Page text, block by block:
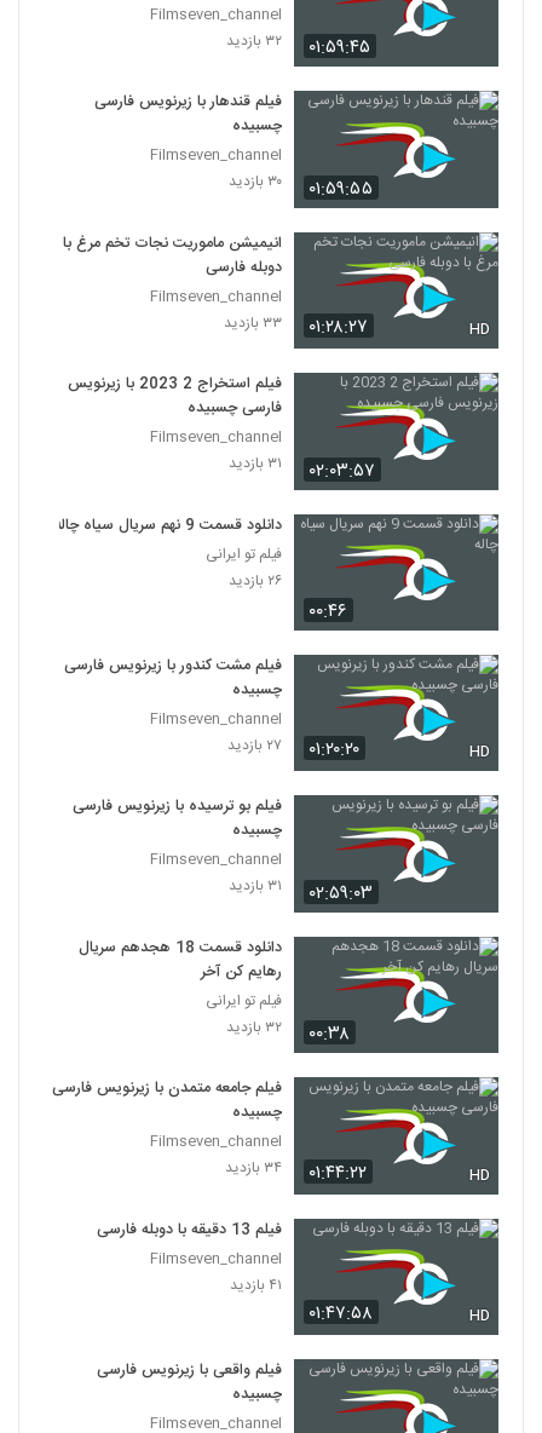
۰۱:۵۹:۴۵
Filmseven_channel
۳۲ بازدید
۰۱:۵۹:۵۵
فیلم قندهار با زیرنویس فارسی
چسبیده
Filmseven_channel
۳۰ بازدید
۰۱:۲۸:۲۷ HD
انیمیشن ماموریت نجات تخم مرغ با
دوبله فارسی
Filmseven_channel
۳۳ بازدید
۰۲:۰۳:۵۷
فیلم استخراج 2 2023 با زیرنویس
فارسی چسبیده
Filmseven_channel
۳۱ بازدید
۰۰:۴۶
دانلود قسمت 9 نهم سریال سیاه چاله
فیلم تو ایرانی
۲۶ بازدید
۰۱:۲۰:۲۰ HD
فیلم مشت کندور با زیرنویس فارسی
چسبیده
Filmseven_channel
۲۷ بازدید
۰۲:۵۹:۰۳
فیلم بو ترسیده با زیرنویس فارسی
چسبیده
Filmseven_channel
۳۱ بازدید
۰۰:۳۸
دانلود قسمت 18 هجدهم سریال
رهایم کن آخر
فیلم تو ایرانی
۳۲ بازدید
۰۱:۴۴:۲۲ HD
فیلم جامعه متمدن با زیرنویس فارسی
چسبیده
Filmseven_channel
۳۴ بازدید
۰۱:۴۷:۵۸ HD
فیلم 13 دقیقه با دوبله فارسی
Filmseven_channel
۴۱ بازدید
فیلم واقعی با زیرنویس فارسی
چسبیده
Filmseven_channel